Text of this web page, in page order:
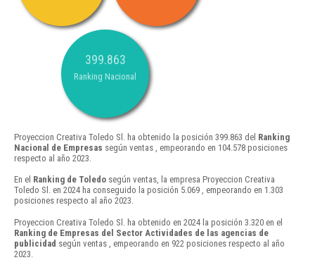
399.863
Ranking Nacional
Proyeccion Creativa Toledo Sl. ha obtenido la posición 399.863 del Ranking
Nacional de Empresas según ventas , empeorando en 104.578 posiciones
respecto al año 2023.
En el Ranking de Toledo según ventas, la empresa Proyeccion Creativa
Toledo Sl. en 2024 ha conseguido la posición 5.069 , empeorando en 1.303
posiciones respecto al año 2023.
Proyeccion Creativa Toledo Sl. ha obtenido en 2024 la posición 3.320 en el
Ranking de Empresas del Sector Actividades de las agencias de
publicidad según ventas , empeorando en 922 posiciones respecto al año
2023.